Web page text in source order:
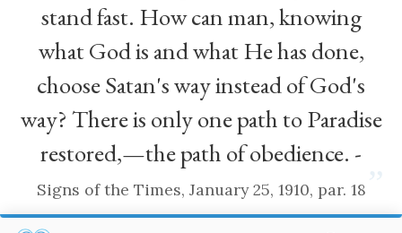
stand fast. How can man, knowing
what God is and what He has done,
choose Satan's way instead of God's
way? There is only one path to Paradise
restored,—the path of obedience. -
Signs of the Times, January 25, 1910, par. 18